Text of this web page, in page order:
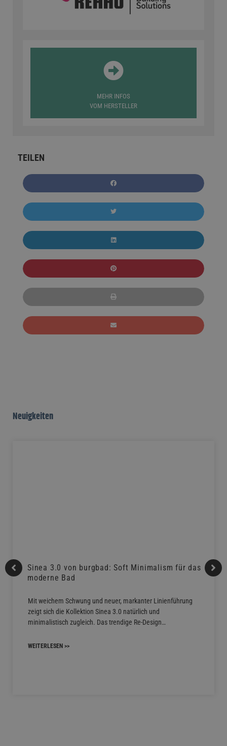
MEHR INFOS
VOM HERSTELLER
TEILEN
Neuigkeiten
Sinea 3.0 von burgbad: Soft Minimalism für das
moderne Bad
Mit weichem Schwung und neuer, markanter Linienführung
zeigt sich die Kollektion Sinea 3.0 natürlich und
minimalistisch zugleich. Das trendige Re-Design…
WEITERLESEN >>